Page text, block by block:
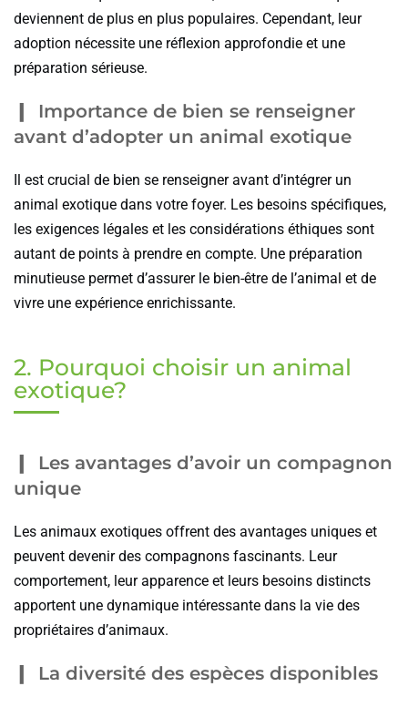
deviennent de plus en plus populaires. Cependant, leur
adoption nécessite une réflexion approfondie et une
préparation sérieuse.
Importance de bien se renseigner
avant d’adopter un animal exotique
Il est crucial de bien se renseigner avant d’intégrer un
animal exotique dans votre foyer. Les besoins spécifiques,
les exigences légales et les considérations éthiques sont
autant de points à prendre en compte. Une préparation
minutieuse permet d’assurer le bien-être de l’animal et de
vivre une expérience enrichissante.
2. Pourquoi choisir un animal
exotique?
Les avantages d’avoir un compagnon
unique
Les animaux exotiques offrent des avantages uniques et
peuvent devenir des compagnons fascinants. Leur
comportement, leur apparence et leurs besoins distincts
apportent une dynamique intéressante dans la vie des
propriétaires d’animaux.
La diversité des espèces disponibles